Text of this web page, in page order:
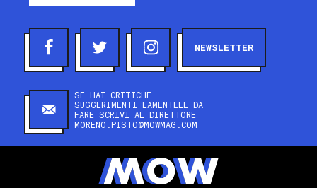
NEWSLETTER
SE HAI CRITICHE
SUGGERIMENTI LAMENTELE DA
FARE SCRIVI AL DIRETTORE
MORENO.PISTO@MOWMAG.COM